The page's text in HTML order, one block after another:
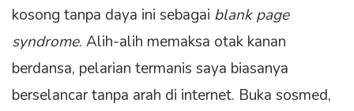
kosong tanpa daya ini sebagai blank page
syndrome. Alih-alih memaksa otak kanan
berdansa, pelarian termanis saya biasanya
berselancar tanpa arah di internet. Buka sosmed,